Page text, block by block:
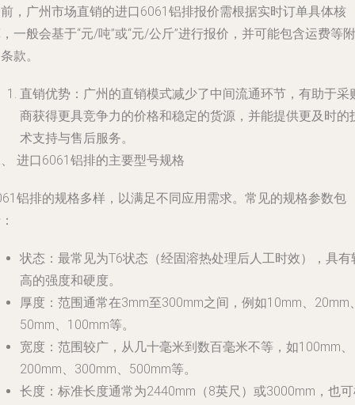
，广州市场直销的进口6061铝排报价需根据实时订单具体核
一般会基于“元/吨”或“元/公斤”进行报价，并可能包含运费等附
款。
直销优势 ：广州的直销模式减少了中间流通环节，有助于采
商获得更具竞争力的价格和稳定的货源，并能提供更及时的
术支持与售后服务。
进口6061铝排的主要型号规格
铝排的规格多样，以满足不同应用需求。常见的规格参数包
状态 ：最常见为T6状态（经固溶热处理后人工时效），具有
高的强度和硬度。
厚度 ：范围通常在3mm至300mm之间，例如10mm、20mm
50mm、100mm等。
宽度 ：范围较广，从几十毫米到数百毫米不等，如100mm、
200mm、300mm、500mm等。
长度 ：标准长度通常为2440mm（8英尺）或3000mm，也